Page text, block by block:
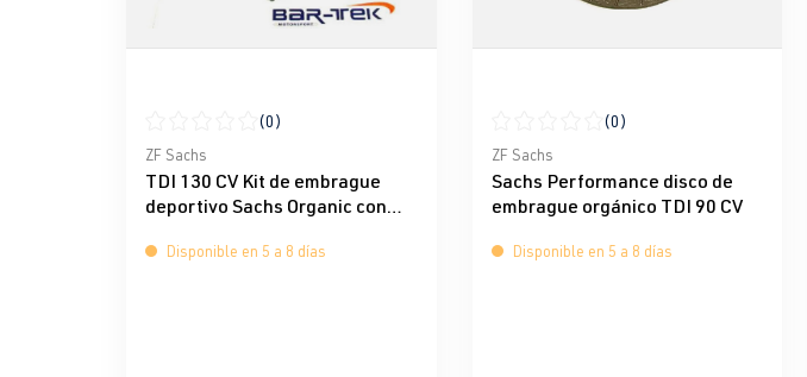
Calificación promedio de 0 de 5 estrellas
(0)
ZF Sachs
TDI 130 CV Kit de embrague
deportivo Sachs Organic con
Disponible en 5 a 8 días
Calificación promedio de 0 de 5 estrellas
(0)
ZF Sachs
Sachs Performance disco de
embrague orgánico TDI 90 CV
Disponible en 5 a 8 días